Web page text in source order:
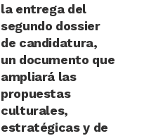
la entrega del
segundo dossier
de candidatura,
un documento que
ampliará las
propuestas
culturales,
estratégicas y de